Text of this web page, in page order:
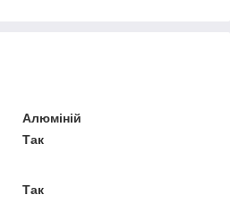
Алюміній
Так
Так